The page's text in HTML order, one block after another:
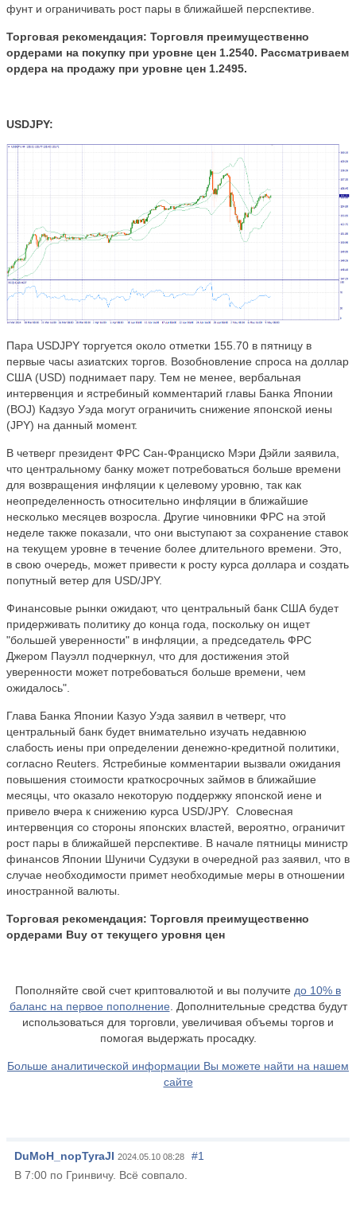
фунт и ограничивать рост пары в ближайшей перспективе.
Торговая рекомендация: Торговля преимущественно
ордерами на покупку при уровне цен 1.2540. Рассматриваем
ордера на продажу при уровне цен 1.2495.
USDJPY:
Пара USDJPY торгуется около отметки 155.70 в пятницу в
первые часы азиатских торгов. Возобновление спроса на доллар
США (USD) поднимает пару. Тем не менее, вербальная
интервенция и ястребиный комментарий главы Банка Японии
(BOJ) Кадзуо Уэда могут ограничить снижение японской иены
(JPY) на данный момент.
В четверг президент ФРС Сан-Франциско Мэри Дэйли заявила,
что центральному банку может потребоваться больше времени
для возвращения инфляции к целевому уровню, так как
неопределенность относительно инфляции в ближайшие
несколько месяцев возросла. Другие чиновники ФРС на этой
неделе также показали, что они выступают за сохранение ставок
на текущем уровне в течение более длительного времени. Это,
в свою очередь, может привести к росту курса доллара и создать
попутный ветер для USD/JPY.
Финансовые рынки ожидают, что центральный банк США будет
придерживать политику до конца года, поскольку он ищет
"большей уверенности" в инфляции, а председатель ФРС
Джером Пауэлл подчеркнул, что для достижения этой
уверенности может потребоваться больше времени, чем
ожидалось".
Глава Банка Японии Казуо Уэда заявил в четверг, что
центральный банк будет внимательно изучать недавнюю
слабость иены при определении денежно-кредитной политики,
согласно Reuters. Ястребиные комментарии вызвали ожидания
повышения стоимости краткосрочных займов в ближайшие
месяцы, что оказало некоторую поддержку японской иене и
привело вчера к снижению курса USD/JPY. Словесная
интервенция со стороны японских властей, вероятно, ограничит
рост пары в ближайшей перспективе. В начале пятницы министр
финансов Японии Шуничи Судзуки в очередной раз заявил, что в
случае необходимости примет необходимые меры в отношении
иностранной валюты.
Торговая рекомендация: Торговля преимущественно
ордерами Buy от текущего уровня цен
Пополняйте свой счет криптовалютой и вы получите до 10% в
баланс на первое пополнение . Дополнительные средства будут
использоваться для торговли, увеличивая объемы торгов и
помогая выдержать просадку.
Больше аналитической информации Вы можете найти на нашем
сайте
DuMoH_nopTyraJI 2024.05.10 08:28
#1
В 7:00 по Гринвичу. Всё совпало.